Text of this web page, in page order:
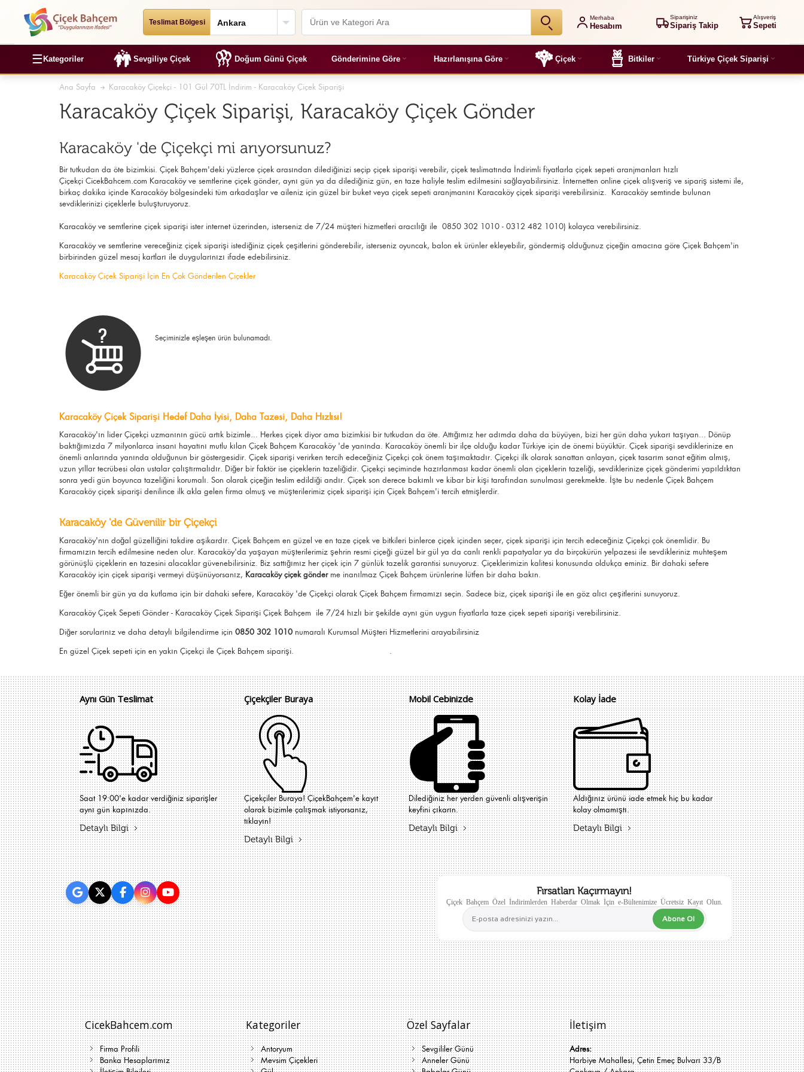
Teslimat Bölgesi
Merhaba
Hesabım
Siparişiniz
Sipariş Takip
Alışveriş
Sepeti
☰ Kategoriler Sevgiliye Çiçek Doğum Günü Çiçek Gönderimine Göre Hazırlanışına Göre Çiçek Bitkiler Türkiye Çiçek Siparişi
Ana Sayfa Karacaköy Çiçekçi - 101 Gül 70TL İndirim - Karacaköy Çiçek Siparişi
Karacaköy Çiçek Siparişi, Karacaköy Çiçek Gönder
Karacaköy 'de Çiçekçi mi arıyorsunuz?
Bir tutkudan da öte bizimkisi. Çiçek Bahçem'deki yüzlerce çiçek arasından dilediğinizi seçip çiçek siparişi verebilir, çiçek teslimatında İndirimli fiyatlarla çiçek sepeti aranjmanları hızlı
Çiçekçi CicekBahcem.com Karacaköy ve semtlerine çiçek gönder, aynı gün ya da dilediğiniz gün, en taze haliyle teslim edilmesini sağlayabilirsiniz. İnternetten online çiçek alışveriş ve sipariş sistemi ile,
birkaç dakika içinde Karacaköy bölgesindeki tüm arkadaşlar ve aileniz için güzel bir buket veya çiçek sepeti aranjmanını Karacaköy çiçek siparişi verebilirsiniz. Karacaköy semtinde bulunan
sevdiklerinizi çiçeklerle buluşturuyoruz.
Karacaköy ve semtlerine çiçek siparişi ister internet üzerinden, isterseniz de 7/24 müşteri hizmetleri aracılığı ile 0850 302 1010 - 0312 482 1010) kolayca verebilirsiniz.
Karacaköy ve semtlerine vereceğiniz çiçek siparişi istediğiniz çiçek çeşitlerini gönderebilir, isterseniz oyuncak, balon ek ürünler ekleyebilir, göndermiş olduğunuz çiçeğin amacına göre Çiçek Bahçem'in
birbirinden güzel mesaj kartları ile duygularınızı ifade edebilirsiniz.
Karacaköy Çiçek Siparişi İçin En Çok Gönderilen Çiçekler
Seçiminizle eşleşen ürün bulunamadı.
Karacaköy Çiçek Siparişi Hedef Daha İyisi, Daha Tazesi, Daha Hızlısı!
Karacaköy'ın lider Çiçekçi uzmanının gücü artık bizimle... Herkes çiçek diyor ama bizimkisi bir tutkudan da öte. Attığımız her adımda daha da büyüyen, bizi her gün daha yukarı taşıyan... Dönüp
baktığımızda 7 milyonlarca insanı hayatını mutlu kılan Çiçek Bahçem Karacaköy 'de yanında. Karacaköy önemli bir ilçe olduğu kadar Türkiye için de önemi büyüktür. Çiçek siparişi sevdiklerinize en
önemli anlarında yanında olduğunun bir göstergesidir. Çiçek siparişi verirken tercih edeceğiniz Çiçekçi çok önem taşımaktadır. Çiçekçi ilk olarak sanattan anlayan, çiçek tasarım sanat eğitim almış,
uzun yıllar tecrübesi olan ustalar çalıştırmalıdır. Diğer bir faktör ise çiçeklerin tazeliğidir. Çiçekçi seçiminde hazırlanması kadar önemli olan çiçeklerin tazeliği, sevdiklerinize çiçek gönderimi yapıldıktan
sonra yedi gün boyunca tazeliğini korumalı. Son olarak çiçeğin teslim edildiği andır. Çiçek son derece bakımlı ve kibar bir kişi tarafından sunulması gerekmekte. İşte bu nedenle Çiçek Bahçem
Karacaköy çiçek siparişi denilince ilk akla gelen firma olmuş ve müşterilerimiz çiçek siparişi için Çiçek Bahçem'i tercih etmişlerdir.
Karacaköy 'de Güvenilir bir Çiçekçi
Karacaköy'nın doğal güzelliğini takdire aşikardır. Çiçek Bahçem en güzel ve en taze çiçek ve bitkileri binlerce çiçek içinden seçer, çiçek siparişi için tercih edeceğiniz Çiçekçi çok önemlidir. Bu
firmamızın tercih edilmesine neden olur. Karacaköy'da yaşayan müşterilerimiz şehrin resmi çiçeği güzel bir gül ya da canlı renkli papatyalar ya da birçokürün yelpazesi ile sevdikleriniz muhteşem
görünüşlü çiçeklerin en tazesini alacaklar güvenebilirsiniz. Biz sattığımız her çiçek için 7 günlük tazelik garantisi sunuyoruz. Çiçeklerimizin kalitesi konusunda oldukça eminiz. Bir dahaki sefere
Karacaköy için çiçek siparişi vermeyi düşünüyorsanız, Karacaköy çiçek gönderme inanılmaz Çiçek Bahçem ürünlerine lütfen bir daha bakın.
Eğer önemli bir gün ya da kutlama için bir dahaki sefere, Karacaköy 'de Çiçekçi olarak Çiçek Bahçem firmamızı seçin. Sadece biz, çiçek siparişi ile en göz alıcı çeşitlerini sunuyoruz.
Karacaköy Çiçek Sepeti Gönder - Karacaköy Çiçek Siparişi Çiçek Bahçem ile 7/24 hızlı bir şekilde aynı gün uygun fiyatlarla taze çiçek sepeti siparişi verebilirsiniz.
Diğer sorularınız ve daha detaylı bilgilendirme için 0850 302 1010 numaralı Kurumsal Müşteri Hizmetlerini arayabilirsiniz
En güzel Çiçek sepeti için en yakın Çiçekçi ile Çiçek Bahçem siparişi. .
Aynı Gün Teslimat
Saat 19:00'e kadar verdiğiniz siparişler
aynı gün kapınızda.
Detaylı Bilgi
Çiçekçiler Buraya
Çiçekçiler Buraya! ÇiçekBahçem'e kayıt
olarak bizimle çalışmak istiyorsanız,
tıklayın!
Detaylı Bilgi
Mobil Cebinizde
Dilediğiniz her yerden güvenli alışverişin
keyfini çıkarın.
Detaylı Bilgi
Kolay İade
Aldığınız ürünü iade etmek hiç bu kadar
kolay olmamıştı.
Detaylı Bilgi
Fırsatları Kaçırmayın!
Çiçek Bahçem Özel İndirimlerden Haberdar Olmak İçin e-Bültenimize Ücretsiz Kayıt Olun.
Abone Ol
CicekBahcem.com
Firma Profili
Banka Hesaplarımız
Kategoriler
Antoryum
Mevsim Çiçekleri
Özel Sayfalar
Sevgililer Günü
Anneler Günü
İletişim
Adres:
Harbiye Mahallesi, Çetin Emeç Bulvarı 33/B